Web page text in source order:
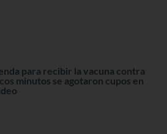
para recibir la vacuna contra
minutos se agotaron cupos en